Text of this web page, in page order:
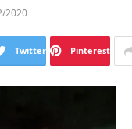
2020
Twitter Pinterest